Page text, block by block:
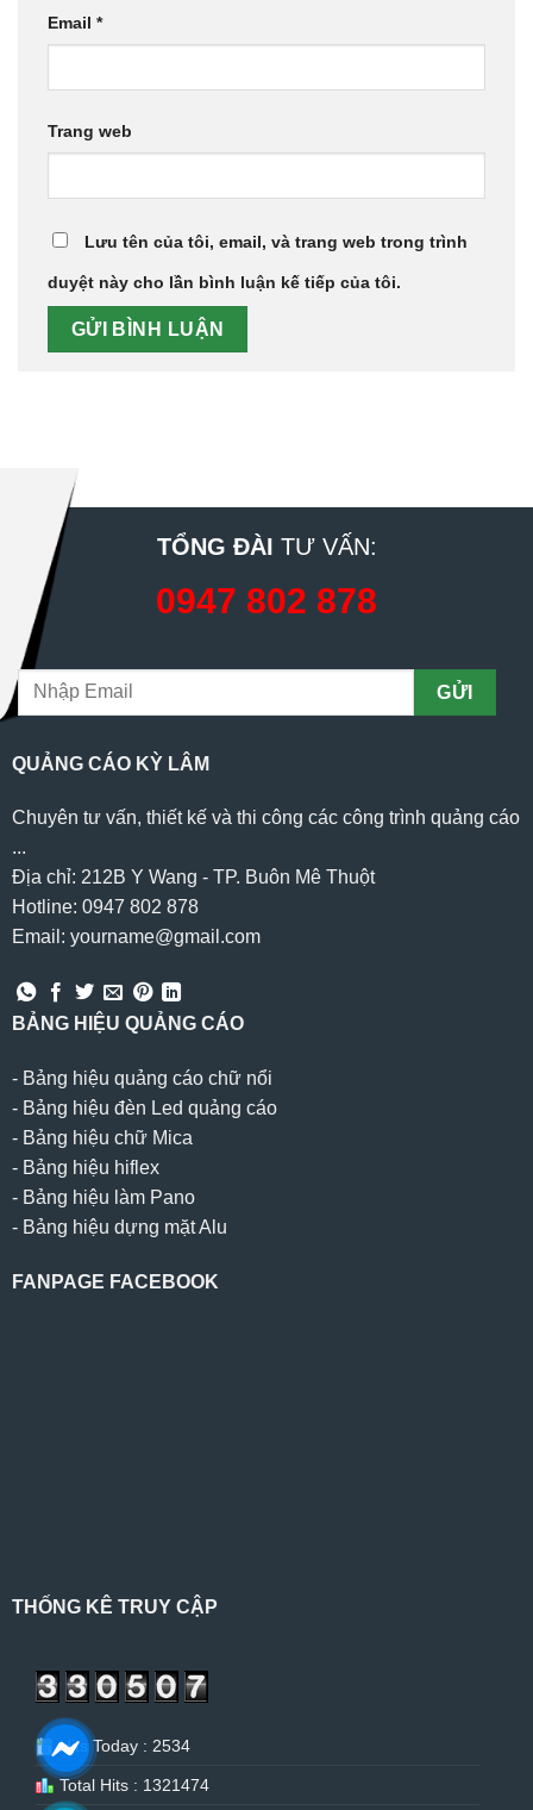
Email *
Trang web
Lưu tên của tôi, email, và trang web trong trình
duyệt này cho lần bình luận kế tiếp của tôi.
TỔNG ĐÀI TƯ VẤN:
0947 802 878
QUẢNG CÁO KỲ LÂM
Chuyên tư vấn, thiết kế và thi công các công trình quảng cáo
...
Địa chỉ: 212B Y Wang - TP. Buôn Mê Thuột
Hotline: 0947 802 878
Email: yourname@gmail.com
BẢNG HIỆU QUẢNG CÁO
- Bảng hiệu quảng cáo chữ nổi
- Bảng hiệu đèn Led quảng cáo
- Bảng hiệu chữ Mica
- Bảng hiệu hiflex
- Bảng hiệu làm Pano
- Bảng hiệu dựng mặt Alu
FANPAGE FACEBOOK
THỐNG KÊ TRUY CẬP
Hits Today : 2534
Total Hits : 1321474